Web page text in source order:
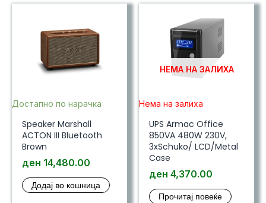
Достапно по нарачка
Speaker Marshall
ACTON III Bluetooth
Brown
ден 14,480.00
Додај во кошница
НЕМА НА ЗАЛИХА
Нема на залиха
UPS Armac Office
850VA 480W 230V,
3xSchuko/ LCD/Metal
Case
ден 4,370.00
Прочитај повеќе